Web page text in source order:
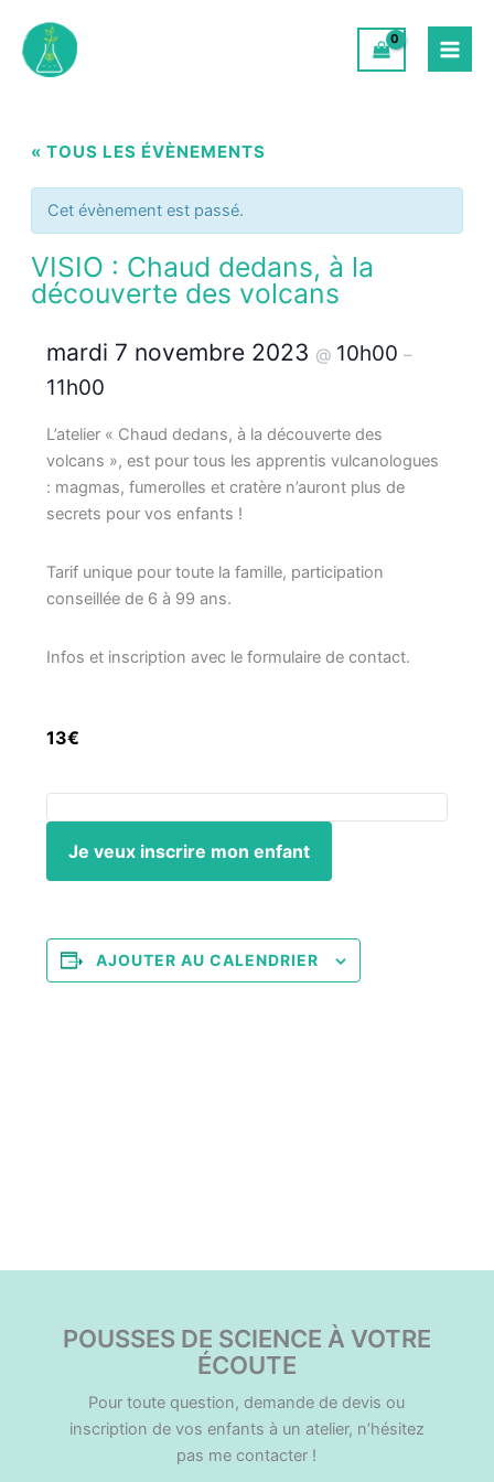
contenu
« TOUS LES ÉVÈNEMENTS
Cet évènement est passé.
VISIO : Chaud dedans, à la
découverte des volcans
mardi 7 novembre 2023 @ 10h00–
11h00
L’atelier « Chaud dedans, à la découverte des
volcans », est pour tous les apprentis vulcanologues
: magmas, fumerolles et cratère n’auront plus de
secrets pour vos enfants !
Tarif unique pour toute la famille, participation
conseillée de 6 à 99 ans.
Infos et inscription avec le formulaire de contact.
13€
Je veux inscrire mon enfant
AJOUTER AU CALENDRIER
POUSSES DE SCIENCE À VOTRE
ÉCOUTE
Pour toute question, demande de devis ou
inscription de vos enfants à un atelier, n’hésitez
pas me contacter !